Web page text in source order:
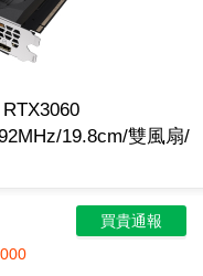
19.8cm/雙風扇/
買貴通報